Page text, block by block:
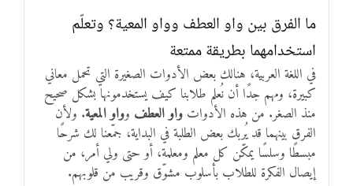
ما الفرق بين واو العطف وواو المعية؟ وتعلّم
استخدامهما بطريقة ممتعة
في اللغة العربية، هنالك بعض الأدوات الصغيرة التي تحمل معاني
كبيرة، ومهم جدًا أن نُعلم طلابنا كيف يستخدمونها بشكل صحيح
منذ الصغر. من هذه الأدوات واو العطف وواو المعية. ولأن
الفرق بينهما قد يُربك بعض الطلبة في البداية، جمّعنا لك شرحًا
مبسطًا وسلسًا يمكّن كل معلم ومعلمة، أو حتى ولي أمر، من
إيصال الفكرة للطلاب بأسلوب مشوّق وقريب من قلوبهم.